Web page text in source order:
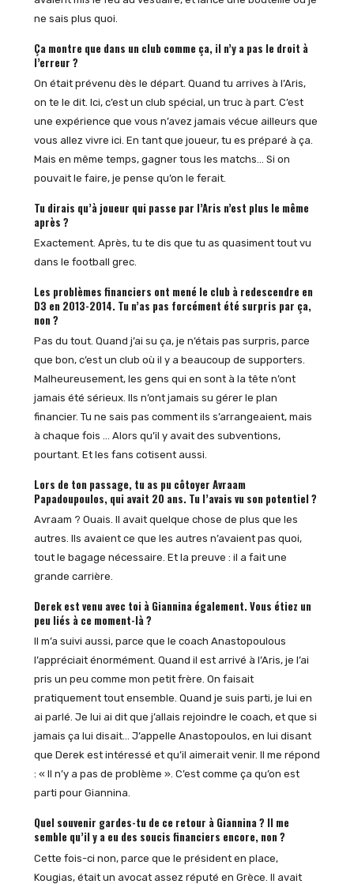
ne sais plus quoi.
Ça montre que dans un club comme ça, il n’y a pas le droit à
l’erreur ?
On était prévenu dès le départ. Quand tu arrives à l’Aris,
on te le dit. Ici, c’est un club spécial, un truc à part. C’est
une expérience que vous n’avez jamais vécue ailleurs que
vous allez vivre ici. En tant que joueur, tu es préparé à ça.
Mais en même temps, gagner tous les matchs… Si on
pouvait le faire, je pense qu’on le ferait.
Tu dirais qu’à joueur qui passe par l’Aris n’est plus le même
après ?
Exactement. Après, tu te dis que tu as quasiment tout vu
dans le football grec.
Les problèmes financiers ont mené le club à redescendre en
D3 en 2013-2014. Tu n’as pas forcément été surpris par ça,
non ?
Pas du tout. Quand j’ai su ça, je n’étais pas surpris, parce
que bon, c’est un club où il y a beaucoup de supporters.
Malheureusement, les gens qui en sont à la tête n’ont
jamais été sérieux. Ils n’ont jamais su gérer le plan
financier. Tu ne sais pas comment ils s’arrangeaient, mais
à chaque fois … Alors qu’il y avait des subventions,
pourtant. Et les fans cotisent aussi.
Lors de ton passage, tu as pu côtoyer Avraam
Papadoupoulos, qui avait 20 ans. Tu l’avais vu son potentiel ?
Avraam ? Ouais. Il avait quelque chose de plus que les
autres. Ils avaient ce que les autres n’avaient pas quoi,
tout le bagage nécessaire. Et la preuve : il a fait une
grande carrière.
Derek est venu avec toi à Giannina également. Vous étiez un
peu liés à ce moment-là ?
Il m’a suivi aussi, parce que le coach Anastopoulous
l’appréciait énormément. Quand il est arrivé à l’Aris, je l’ai
pris un peu comme mon petit frère. On faisait
pratiquement tout ensemble. Quand je suis parti, je lui en
ai parlé. Je lui ai dit que j’allais rejoindre le coach, et que si
jamais ça lui disait… J’appelle Anastopoulos, en lui disant
que Derek est intéressé et qu’il aimerait venir. Il me répond
: « Il n’y a pas de problème ». C’est comme ça qu’on est
parti pour Giannina.
Quel souvenir gardes-tu de ce retour à Giannina ? Il me
semble qu’il y a eu des soucis financiers encore, non ?
Cette fois-ci non, parce que le président en place,
Kougias, était un avocat assez réputé en Grèce. Il avait